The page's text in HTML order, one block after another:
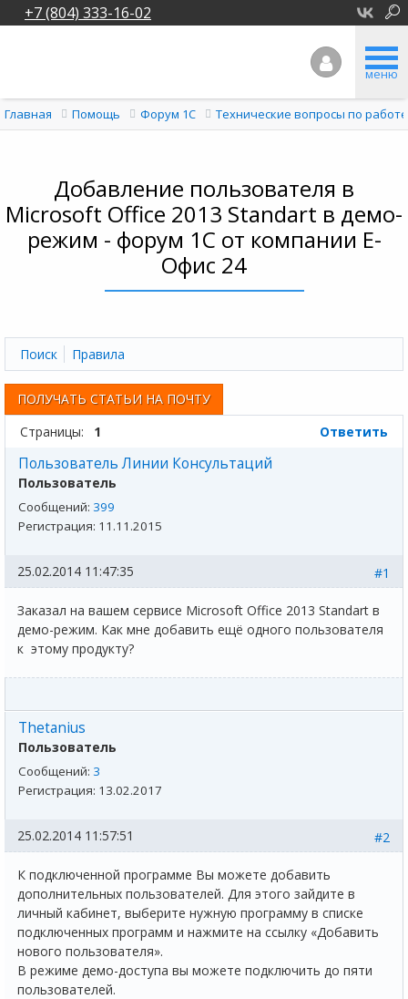
+7 (804) 333-16-02
меню
Главная Помощь Форум 1C Технические вопросы по
Добавление пользователя в
Microsoft Office 2013 Standart в демо-
режим - форум 1С от компании Е-
Офис 24
Поиск Правила
ПОЛУЧАТЬ СТАТЬИ НА ПОЧТУ
Страницы:
1 Ответить
Пользователь Линии Консультаций
Пользователь
Сообщений: 399
Регистрация: 11.11.2015
#1
25.02.2014 11:47:35
Заказал на вашем сервисе Microsoft Office 2013 Standart в
демо-режим. Как мне добавить ещё одного пользователя
к этому продукту?
Thetanius
Пользователь
Сообщений: 3
Регистрация: 13.02.2017
#2
25.02.2014 11:57:51
К подключенной программе Вы можете добавить
дополнительных пользователей. Для этого зайдите в
личный кабинет, выберите нужную программу в списке
подключенных программ и нажмите на ссылку «Добавить
нового пользователя».
В режиме демо-доступа вы можете подключить до пяти
пользователей.